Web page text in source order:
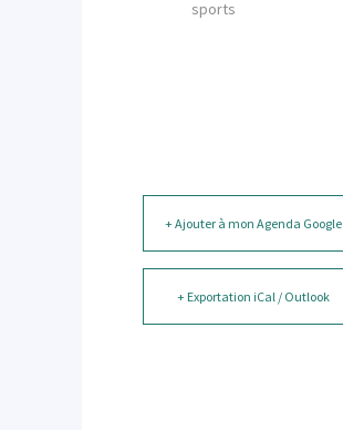
sports
+ Ajouter à mon Agenda Google
+ Exportation iCal / Outlook